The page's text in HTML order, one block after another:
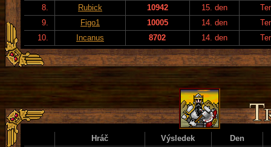
8.
Rubick 10942 15. den
9.
Figo1 10005 14. den
10.
Incanus 8702 14. den
Hráč Výsledek
Den